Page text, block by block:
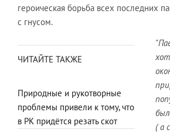
героическая борьба всех последних
с гнусом.
ЧИТАЙТЕ ТАКЖЕ
Природные и рукотворные
проблемы привели к тому, что
в РК придётся резать скот
( а